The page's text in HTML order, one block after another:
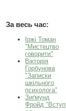
За весь час:
Іржі Томан
"Мистецтво
говорити"
Вікторія
Горбунова
"Записки
шкільного
психолога"
Зиґмунд
Фройд "Вступ